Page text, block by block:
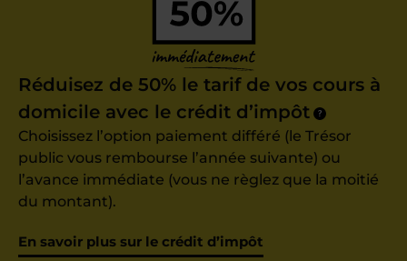
Réduisez de 50% le tarif de vos cours à
domicile avec le crédit d’impôt
?
Choisissez l’option paiement différé (le Trésor
public vous rembourse l’année suivante) ou
l’avance immédiate (vous ne règlez que la moitié
du montant).
En savoir plus sur le crédit d’impôt